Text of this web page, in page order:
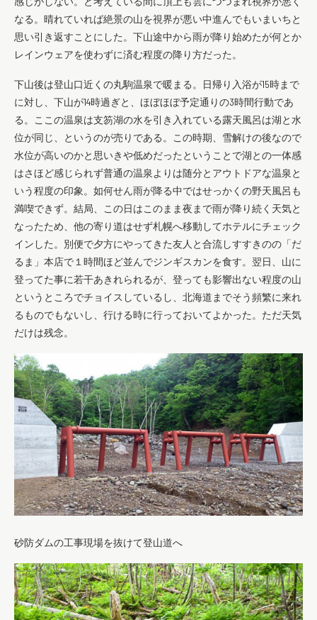
なる。晴れていれば絶景の山を視界が悪い中進んでもいまいちと
思い引き返すことにした。下山途中から雨が降り始めたが何とか
レインウェアを使わずに済む程度の降り方だった。
下山後は登山口近くの丸駒温泉で暖まる。日帰り入浴が15時まで
に対し、下山が14時過ぎと、ほぼほぼ予定通りの3時間行動であ
る。ここの温泉は支笏湖の水を引き入れている露天風呂は湖と水
位が同じ、というのが売りである。この時期、雪解けの後なので
水位が高いのかと思いきや低めだったということで湖との一体感
はさほど感じられず普通の温泉よりは随分とアウトドアな温泉と
いう程度の印象。如何せん雨が降る中ではせっかくの野天風呂も
満喫できず。結局、この日はこのまま夜まで雨が降り続く天気と
なったため、他の寄り道はせず札幌へ移動してホテルにチェック
インした。別便で夕方にやってきた友人と合流しすすきのの「だ
るま」本店で１時間ほど並んでジンギスカンを食す。翌日、山に
登ってた事に若干あきれられるが、登っても影響出ない程度の山
というところでチョイスしているし、北海道までそう頻繁に来れ
るものでもないし、行ける時に行っておいてよかった。ただ天気
だけは残念。
砂防ダムの工事現場を抜けて登山道へ